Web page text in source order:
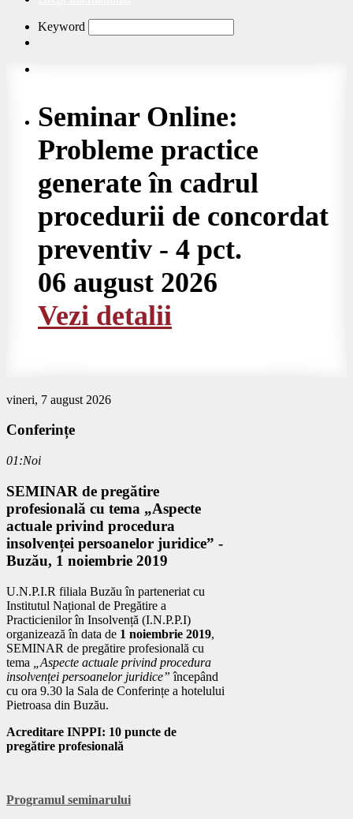
Keyword
Seminar Online:
Probleme practice
generate în cadrul
procedurii de concordat
preventiv - 4 pct.
06 august 2026
Vezi detalii
vineri, 7 august 2026
Conferințe
01:Noi
SEMINAR de pregătire
profesională cu tema „Aspecte
actuale privind procedura
insolvenței persoanelor juridice” -
Buzău, 1 noiembrie 2019
U.N.P.I.R filiala Buzău în parteneriat cu
Institutul Național de Pregătire a
Practicienilor în Insolvență (I.N.P.P.I)
organizează în data de 1 noiembrie 2019,
SEMINAR de pregătire profesională cu
tema
„Aspecte actuale privind procedura
insolvenței persoanelor juridice” începând
cu ora 9.30 la Sala de Conferințe a hotelului
Pietroasa din Buzău.
Acreditare INPPI: 10 puncte de
pregătire profesională
Programul seminarului